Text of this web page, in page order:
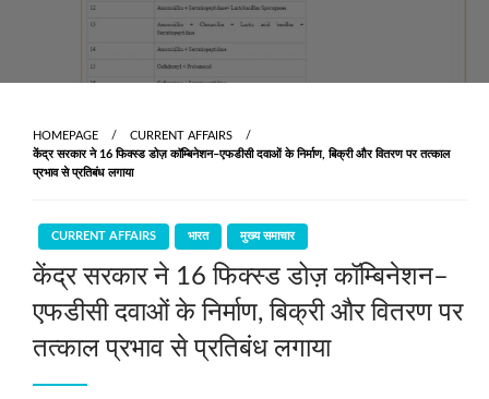
HOMEPAGE
CURRENT AFFAIRS
केंद्र सरकार ने 16 फिक्स्ड डोज़ कॉम्बिनेशन–एफडीसी दवाओं के निर्माण, बिक्री और वितरण पर तत्काल
प्रभाव से प्रतिबंध लगाया
CURRENT AFFAIRS भारत मुख्य समाचार
केंद्र सरकार ने 16 फिक्स्ड डोज़ कॉम्बिनेशन–
एफडीसी दवाओं के निर्माण, बिक्री और वितरण पर
तत्काल प्रभाव से प्रतिबंध लगाया